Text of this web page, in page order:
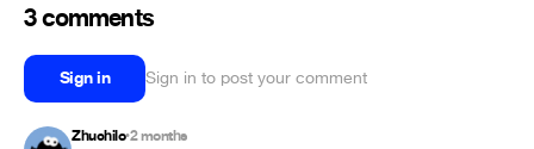
3 comments
Sign in Sign in to post your comment
Zhuchilo•2 months